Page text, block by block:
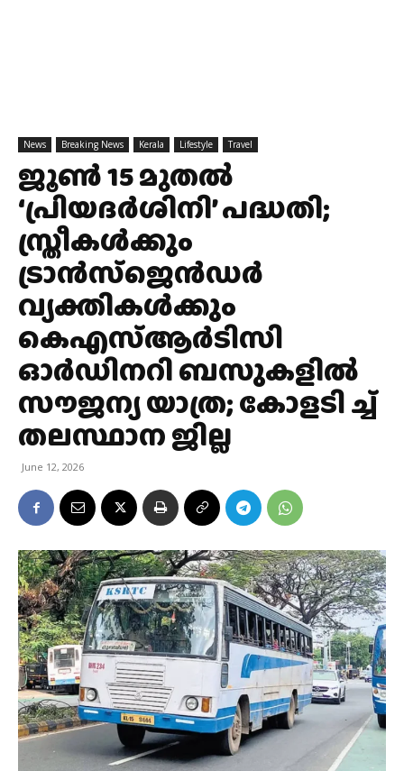
News Breaking News Kerala Lifestyle Travel
ജൂൺ 15 മുതൽ
‘പ്രിയദർശിനി’ പദ്ധതി;
സ്ത്രീകൾക്കും
ട്രാൻസ്‌ജെൻഡർ
വ്യക്തികൾക്കും
കെഎസ്ആർടിസി
ഓർഡിനറി ബസുകളിൽ
സൗജന്യ യാത്ര; കോളടി ച്ച്
തലസ്ഥാന ജില്ല
June 12, 2026